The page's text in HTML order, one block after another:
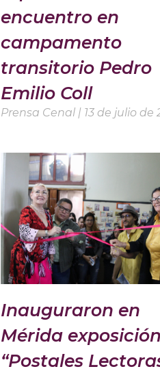
encuentro en
campamento
transitorio Pedro
Emilio Coll
Prensa Cenal 13 de julio de
Inauguraron en
Mérida exposición
“Postales